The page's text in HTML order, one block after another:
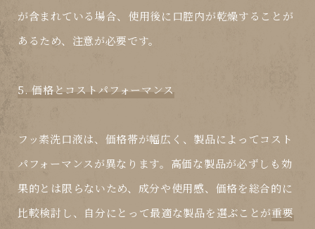
が含まれている場合、使用後に口腔内が乾燥することが
あるため、注意が必要です。
5. 価格とコストパフォーマンス
フッ素洗口液は、価格帯が幅広く、製品によってコスト
パフォーマンスが異なります。高価な製品が必ずしも効
果的とは限らないため、成分や使用感、価格を総合的に
比較検討し、自分にとって最適な製品を選ぶことが重要